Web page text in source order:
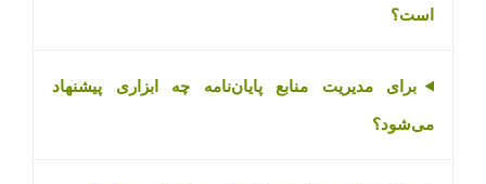
است؟
برای مدیریت منابع پایان‌نامه چه ابزاری پیشنهاد
می‌شود؟